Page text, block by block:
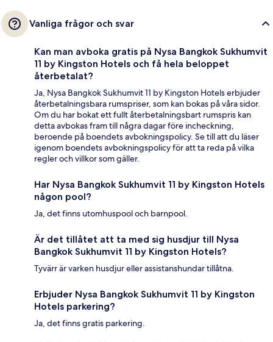
Vanliga frågor och svar
Kan man avboka gratis på Nysa Bangkok Sukhumvit
11 by Kingston Hotels och få hela beloppet
återbetalat?
Ja, Nysa Bangkok Sukhumvit 11 by Kingston Hotels erbjuder
återbetalningsbara rumspriser, som kan bokas på våra sidor.
Om du har bokat ett fullt återbetalningsbart rumspris kan
detta avbokas fram till några dagar före incheckning,
beroende på boendets avbokningspolicy. Se till att du läser
igenom boendets avbokningspolicy för att ta reda på vilka
regler och villkor som gäller.
Har Nysa Bangkok Sukhumvit 11 by Kingston Hotels
någon pool?
Ja, det finns utomhuspool och barnpool.
Är det tillåtet att ta med sig husdjur till Nysa
Bangkok Sukhumvit 11 by Kingston Hotels?
Tyvärr är varken husdjur eller assistanshundar tillåtna.
Erbjuder Nysa Bangkok Sukhumvit 11 by Kingston
Hotels parkering?
Ja, det finns gratis parkering.